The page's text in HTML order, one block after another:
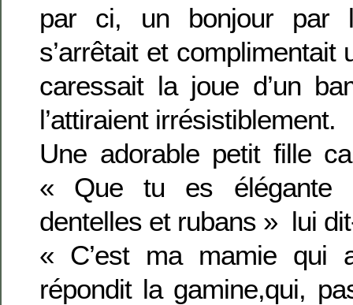
par ci, un bonjour par
s’arrêtait et complimentait
caressait la joue d’un
l’attiraient irrésistiblement.
Une adorable petit fille
« Que tu es élégante
dentelles et rubans » lui
« C’est ma mamie qui
répondit la gamine,qui,